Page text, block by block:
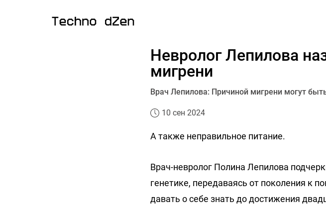
Невролог Лепилова
мигрени
Врач Лепилова: Причиной мигрени могут
10 сен 2024
А также неправильное питание.
Врач-невролог Полина Лепилова
генетике, передаваясь от поколения к
давать о себе знать до достижения